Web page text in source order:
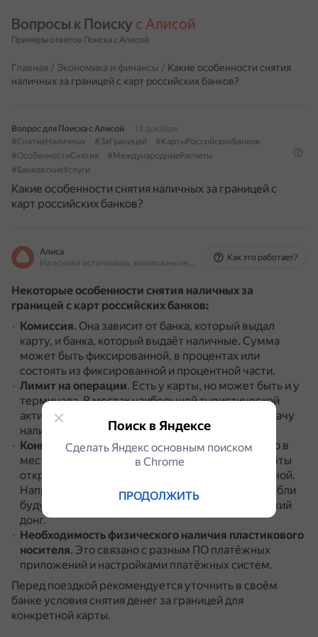
Вопросы к Поиску с Алисой
Примеры ответов Поиска с Алисой
Главная / Экономика и финансы / Какие особенности снятия
наличных за границей с карт российских банков?
Вопрос для Поиска с Алисой
18 декабря
#СнятиеНаличных
#ЗаГраницей
#КартыРоссийскихБанков
#ОсобенностиСнятия
#МеждународныеРасчеты
#БанковскиеУслуги
Какие особенности снятия наличных за границей с
карт российских банков?
Алиса
На основе источников, возможны неточности
Как это работает?
Некоторые особенности снятия наличных за
границей с карт российских банков:
Комиссия. Она зависит от банка, который выдал
карту, и банка, который выдаёт наличные. Сумма
может быть фиксированной, в процентах или
состоять из фиксированной и процентной части.
Лимит на операции. Есть у карты, но может быть и у
терминала.В местах наибольшей туристической
активности банки устанавливают лимиты на выдачу
наличных по одной карте.
Конвертация валют.Снять деньги можно только в
местной валюте.
Поскольку счёт российской карты
открыт в рублях, конвертация может быть двойной.
Например, при снятии наличных во Вьетнаме рубли
будут обменяны в доллары и далее во вьетнамский
донг.
Необходимость физического наличия пластикового
носителя. Это связано с разным ПО платёжных
приложений и настройками платёжных систем.
Перед поездкой рекомендуется уточнить в своём
банке условия снятия денег за границей для
конкретной карты.
Поиск в Яндексе
Сделать Яндекс основным поиском
в Сhrome
ПРОДОЛЖИТЬ